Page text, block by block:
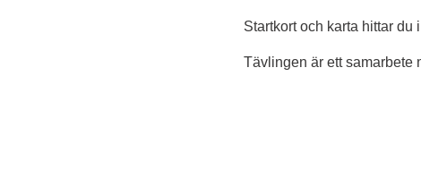
Startkort och karta hittar
Tävlingen är ett samarbete